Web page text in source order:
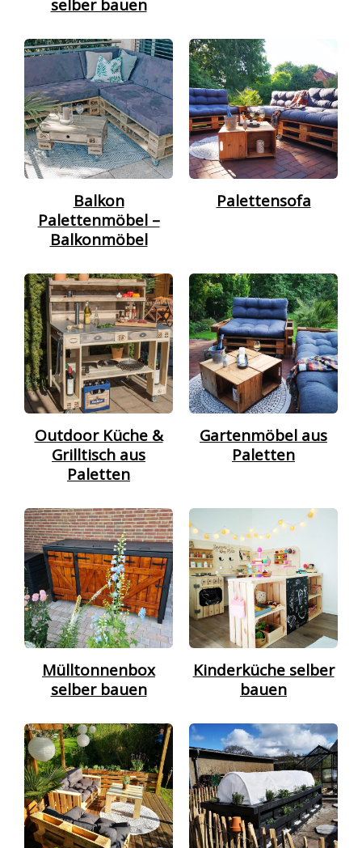
selber bauen
Balkon
Palettenmöbel –
Balkonmöbel
Palettensofa
Outdoor Küche &
Grilltisch aus
Paletten
Gartenmöbel aus
Paletten
Mülltonnenbox
selber bauen
Kinderküche selber
bauen